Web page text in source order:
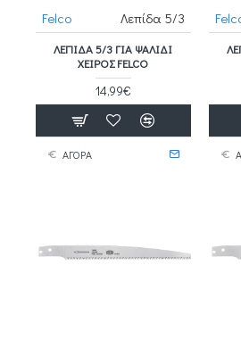
Felco Λεπίδα 5/3
ΛΕΠΊΔΑ 5/3 ΓΙΑ ΨΑΛΊΔΙ
ΧΕΙΡΌΣ FELCO
14,99€
ΑΓΟΡΑ